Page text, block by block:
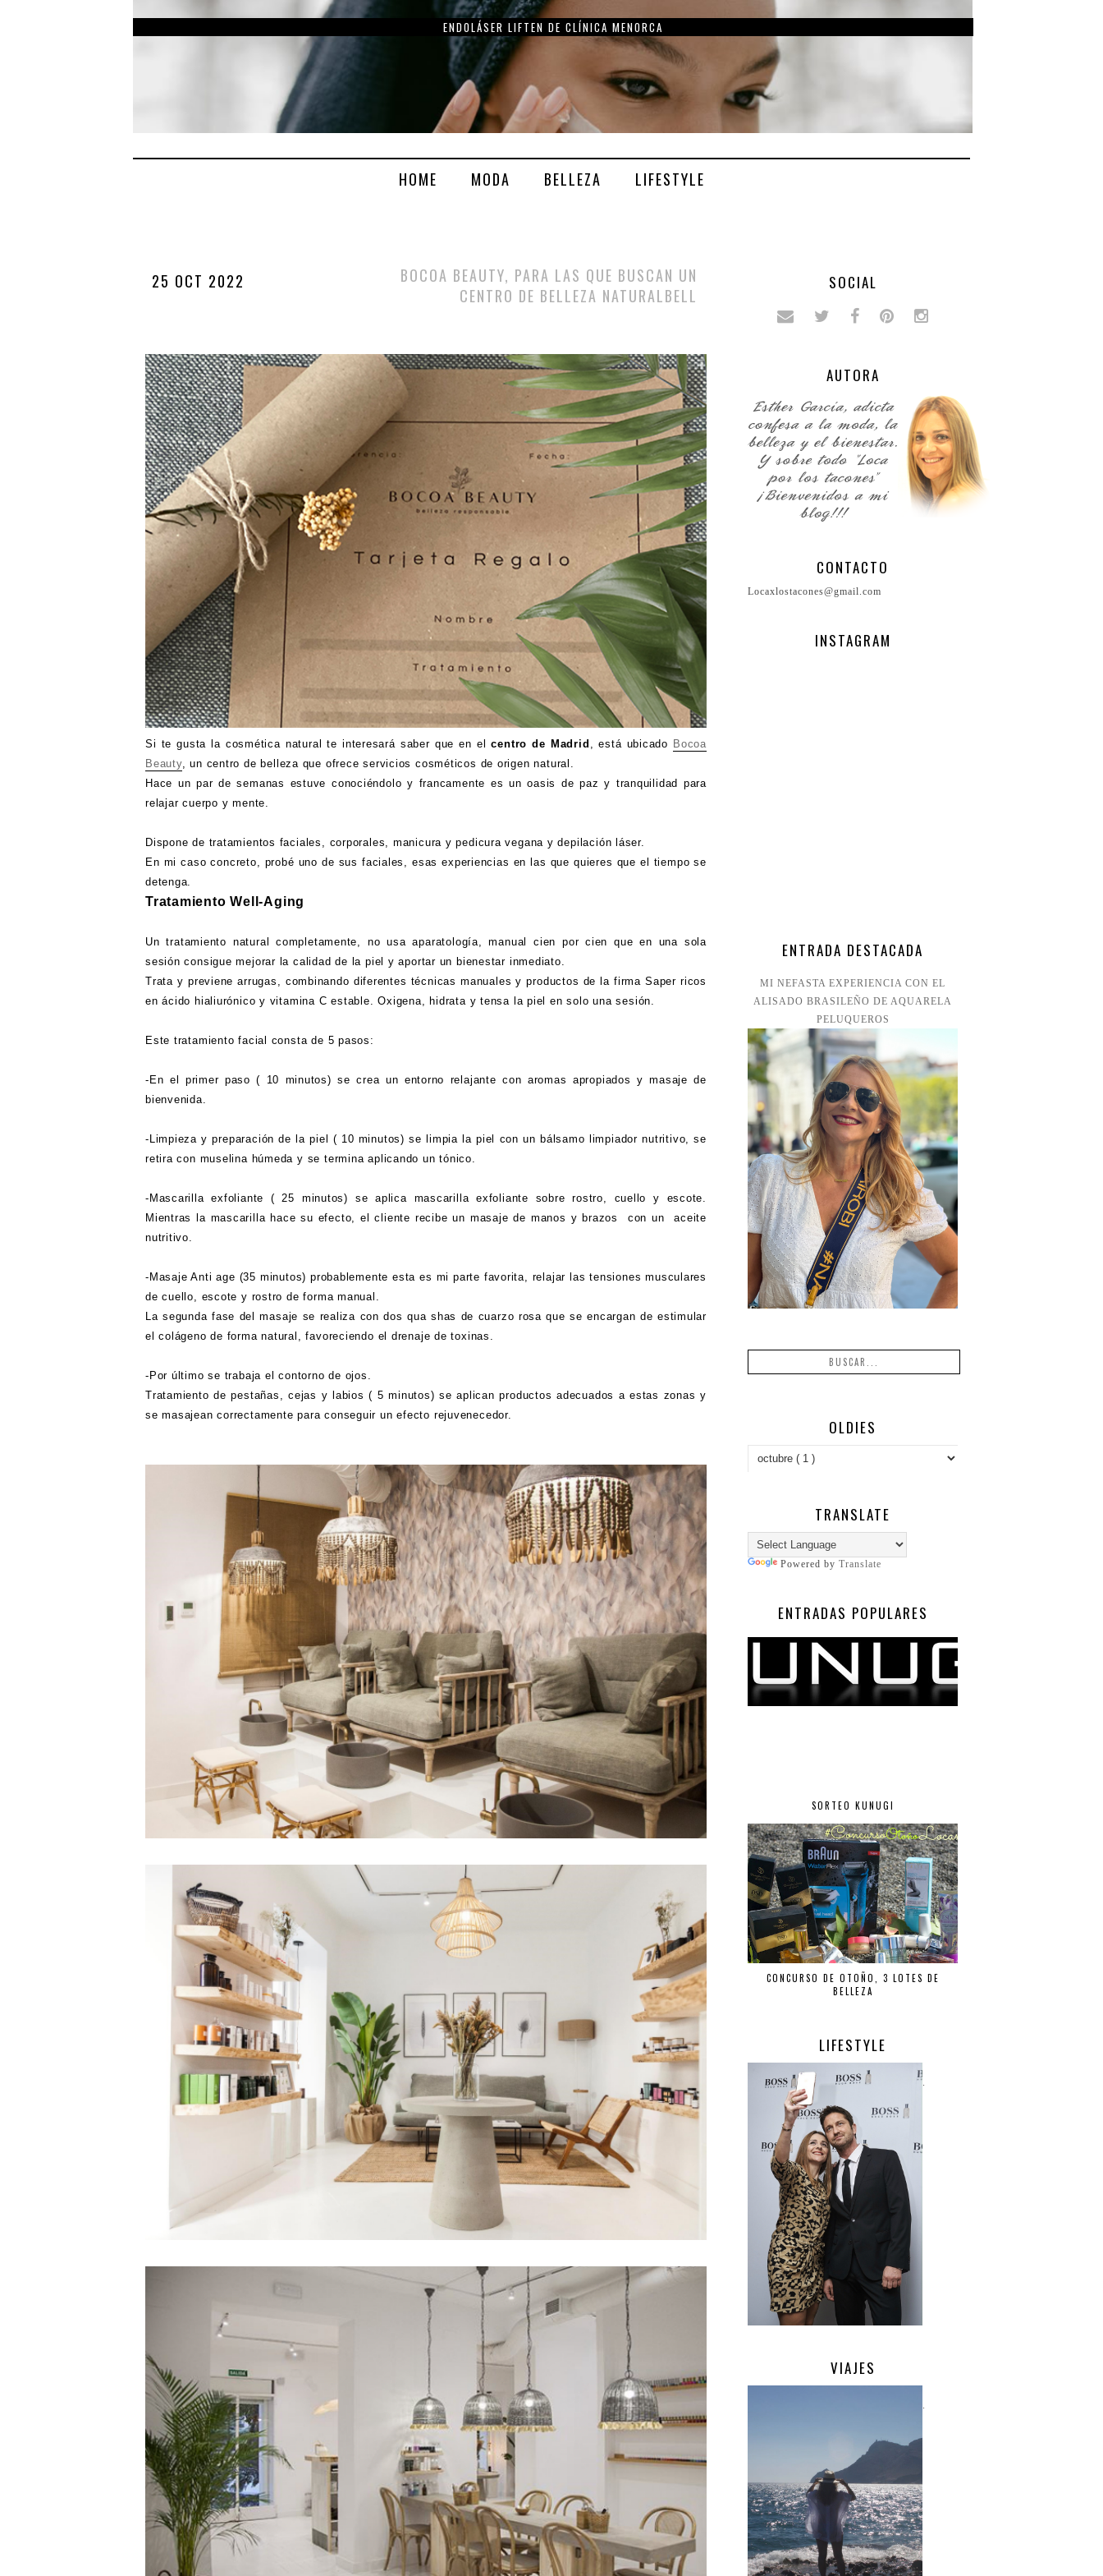
ENDOLÁSER LIFTEN DE CLÍNICA MENORCA
HOME MODA BELLEZA LIFESTYLE
25 OCT 2022
BOCOA BEAUTY, PARA LAS QUE BUSCAN UN
CENTRO DE BELLEZA NATURALBELL
Si te gusta la cosmética natural te interesará saber que en el centro de Madrid , está ubicado Bocoa
Beauty, un centro de belleza que ofrece servicios cosméticos de origen natural.
Hace un par de semanas estuve conociéndolo y francamente es un oasis de paz y tranquilidad para
relajar cuerpo y mente.
Dispone de tratamientos faciales, corporales, manicura y pedicura vegana y depilación láser.
En mi caso concreto, probé uno de sus faciales, esas experiencias en las que quieres que el tiempo se
detenga.
Tratamiento Well-Aging
Un tratamiento natural completamente, no usa aparatología, manual cien por cien que en una sola
sesión consigue mejorar la calidad de la piel y aportar un bienestar inmediato.
Trata y previene arrugas, combinando diferentes técnicas manuales y productos de la firma Saper ricos
en ácido hialiurónico y vitamina C estable. Oxigena, hidrata y tensa la piel en solo una sesión.
Este tratamiento facial consta de 5 pasos:
-En el primer paso ( 10 minutos) se crea un entorno relajante con aromas apropiados y masaje de
bienvenida.
-Limpieza y preparación de la piel ( 10 minutos) se limpia la piel con un bálsamo limpiador nutritivo, se
retira con muselina húmeda y se termina aplicando un tónico.
-Mascarilla exfoliante ( 25 minutos) se aplica mascarilla exfoliante sobre rostro, cuello y escote.
Mientras la mascarilla hace su efecto, el cliente recibe un masaje de manos y brazos con un aceite
nutritivo.
-Masaje Anti age (35 minutos) probablemente esta es mi parte favorita, relajar las tensiones musculares
de cuello, escote y rostro de forma manual.
La segunda fase del masaje se realiza con dos qua shas de cuarzo rosa que se encargan de estimular
el colágeno de forma natural, favoreciendo el drenaje de toxinas.
-Por último se trabaja el contorno de ojos.
Tratamiento de pestañas, cejas y labios ( 5 minutos) se aplican productos adecuados a estas zonas y
se masajean correctamente para conseguir un efecto rejuvenecedor.
SOCIAL
AUTORA
CONTACTO
Locaxlostacones@gmail.com
INSTAGRAM
ENTRADA DESTACADA
MI NEFASTA EXPERIENCIA CON EL
ALISADO BRASILEÑO DE AQUARELA
PELUQUEROS
OLDIES
TRANSLATE
Powered by Translate
ENTRADAS POPULARES
SORTEO KUNUGI
CONCURSO DE OTOÑO, 3 LOTES DE
BELLEZA
LIFESTYLE
.
VIAJES
.